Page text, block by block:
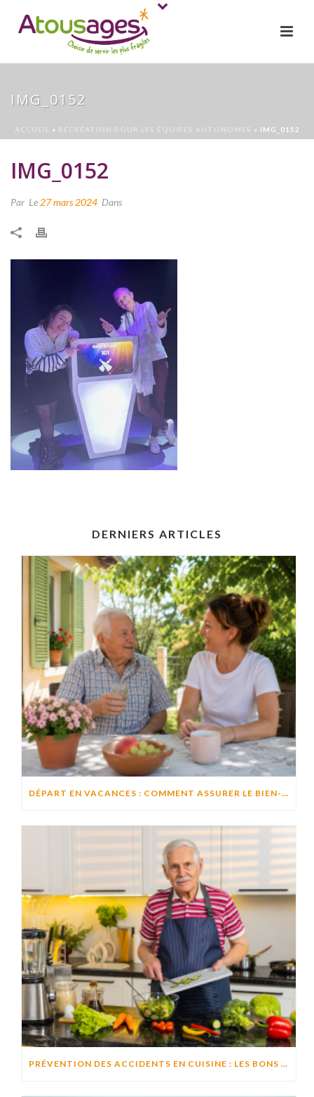
IMG_0152
ACCUEIL » RÉCRÉATION POUR LES ÉQUIPES AUTONOMES » IMG_0152
IMG_0152
Par Le 27 mars 2024 Dans
DERNIERS ARTICLES
DÉPART EN VACANCES : COMMENT ASSURER LE BIEN-ÊTRE D’UN PROCHE RESTÉ À DOMICILE ?
PRÉVENTION DES ACCIDENTS EN CUISINE : LES BONS RÉFLEXES POUR CUISINER EN TOUTE SÉCURITÉ